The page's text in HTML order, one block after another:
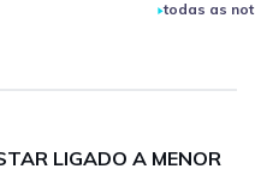
todas as
LIGADO A MENOR